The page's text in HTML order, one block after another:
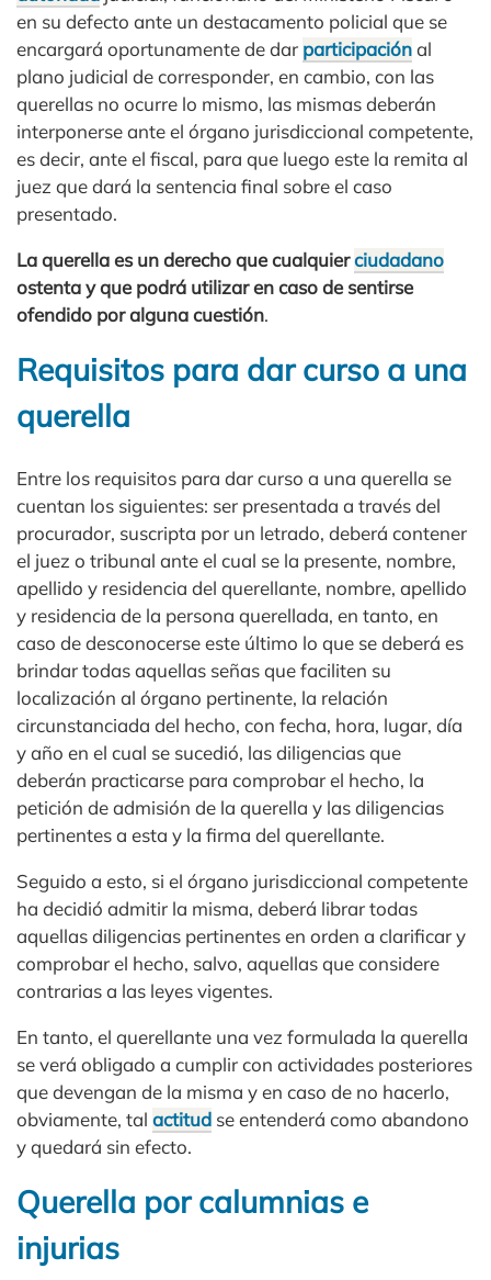
en su defecto ante un destacamento policial que se
encargará oportunamente de dar participaciónal
plano judicial de corresponder, en cambio, con las
querellas no ocurre lo mismo, las mismas deberán
interponerse ante el órgano jurisdiccional competente,
es decir, ante el fiscal, para que luego este la remita al
juez que dará la sentencia final sobre el caso
presentado.
La querella es un derecho que cualquierciudadano
ostenta y que podrá utilizar en caso de sentirse
ofendido por alguna cuestión.
Requisitos para dar curso a una
querella
Entre los requisitos para dar curso a una querella se
cuentan los siguientes: ser presentada a través del
procurador, suscripta por un letrado, deberá contener
el juez o tribunal ante el cual se la presente, nombre,
apellido y residencia del querellante, nombre, apellido
y residencia de la persona querellada, en tanto, en
caso de desconocerse este último lo que se deberá es
brindar todas aquellas señas que faciliten su
localización al órgano pertinente, la relación
circunstanciada del hecho, con fecha, hora, lugar, día
y año en el cual se sucedió, las diligencias que
deberán practicarse para comprobar el hecho, la
petición de admisión de la querella y las diligencias
pertinentes a esta y la firma del querellante.
Seguido a esto, si el órgano jurisdiccional competente
ha decidió admitir la misma, deberá librar todas
aquellas diligencias pertinentes en orden a clarificar y
comprobar el hecho, salvo, aquellas que considere
contrarias a las leyes vigentes.
En tanto, el querellante una vez formulada la querella
se verá obligado a cumplir con actividades posteriores
que devengan de la misma y en caso de no hacerlo,
obviamente, tal actitud se entenderá como abandono
y quedará sin efecto.
Querella por calumnias e
injurias